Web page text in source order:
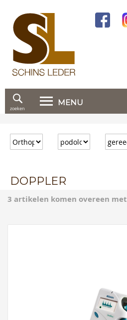
MENU
door
naar
zoeken
DOPPLER
3 artikelen komen overeen